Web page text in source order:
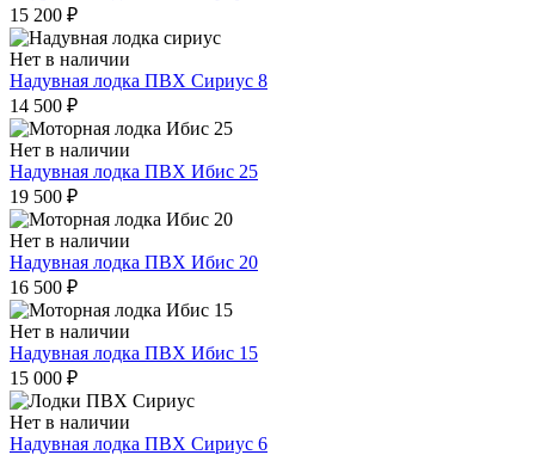
15 200 ₽
Нет в наличии
Надувная лодка ПВХ Сириус 8
14 500 ₽
Нет в наличии
Надувная лодка ПВХ Ибис 25
19 500 ₽
Нет в наличии
Надувная лодка ПВХ Ибис 20
16 500 ₽
Нет в наличии
Надувная лодка ПВХ Ибис 15
15 000 ₽
Нет в наличии
Надувная лодка ПВХ Сириус 6